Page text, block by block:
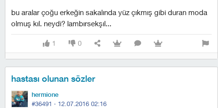
bu aralar çoğu erkeğin sakalında yüz çıkmış gibi duran moda
olmuş kıl. neydi? lambırsekşıl...
1 0
hastası olunan sözler
hermione
#36491 · 12.07.2016 02:16